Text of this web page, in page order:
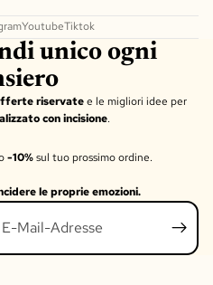
YoutubeTiktok
unico ogni
riservatee le migliori idee per
con incisione.
-10%sul tuo prossimo ordine.
le proprie emozioni.